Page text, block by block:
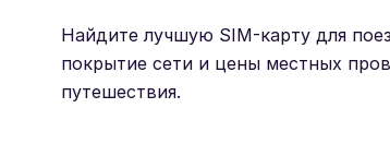
Найдите лучшую SIM-карту для
покрытие сети и цены местных
путешествия.